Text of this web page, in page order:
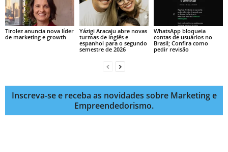
Tirolez anuncia nova líder
de marketing e growth
Yázigi Aracaju abre novas
turmas de inglês e
espanhol para o segundo
semestre de 2026
WhatsApp bloqueia
contas de usuários no
Brasil; Confira como
pedir revisão
Inscreva-se e receba as novidades sobre Marketing e
Empreendedorismo.